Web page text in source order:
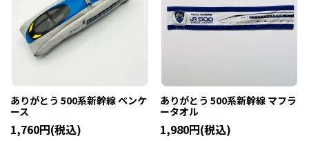
ありがとう 500系新幹線 ペンケ
ース
1,760円(税込)
ありがとう 500系新幹線 マフラ
ータオル
1,980円(税込)